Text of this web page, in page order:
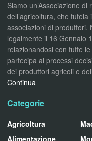
Siamo un’Associazione
dell’agricoltura, che
associazioni di produttori.
legalmente il 16 Gennaio
relazionandosi con tutte
partecipa ai processi
dei produttori agricoli e
Continua
Categorie
Agricoltura